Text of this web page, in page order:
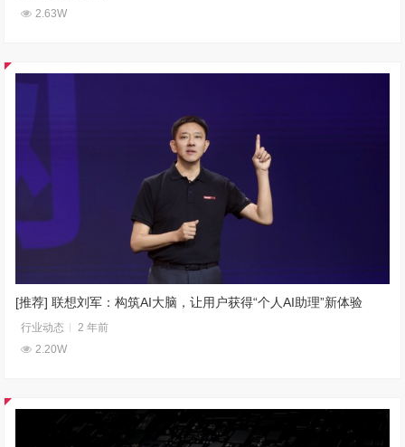
2.63W
[推荐] 联想刘军：构筑AI大脑，让用户获得“个人AI助理”新体验
行业动态
2 年前
2.20W